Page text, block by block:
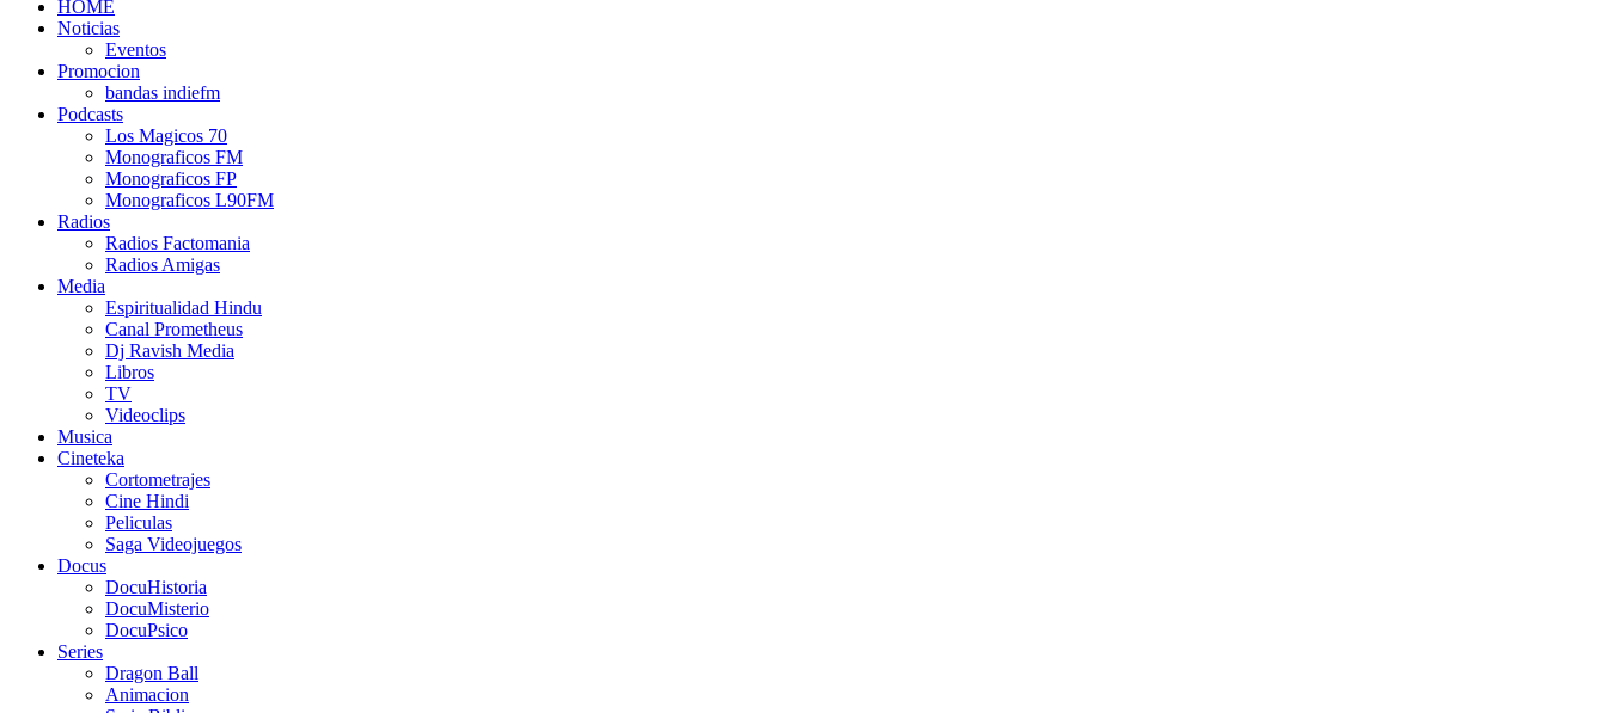
HOME
Noticias
Eventos
Promocion
bandas indiefm
Podcasts
Los Magicos 70
Monograficos FM
Monograficos FP
Monograficos L90FM
Radios
Radios Factomania
Radios Amigas
Media
Espiritualidad Hindu
Canal Prometheus
Dj Ravish Media
Libros
TV
Videoclips
Musica
Cineteka
Cortometrajes
Cine Hindi
Peliculas
Saga Videojuegos
Docus
DocuHistoria
DocuMisterio
DocuPsico
Series
Dragon Ball
Animacion